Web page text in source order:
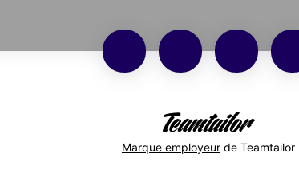
Marque employeur de Teamtailor